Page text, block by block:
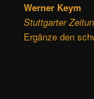
Werner Keym
Stuttgarter
Ergänze den